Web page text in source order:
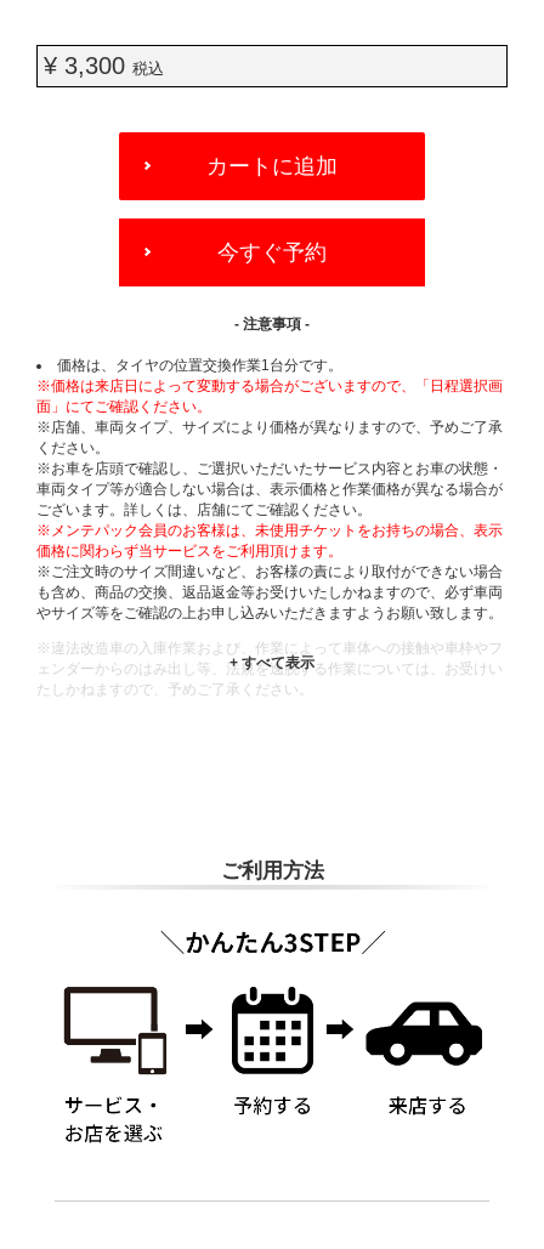
¥ 3,300 税込
OPTIONS
カートに追加
今すぐ予約
- 注意事項 -
価格は、タイヤの位置交換作業1台分です。
※価格は来店日によって変動する場合がございますので、「日程選択画
面」にてご確認ください。
※店舗、車両タイプ、サイズにより価格が異なりますので、予めご了承
ください。
※お車を店頭で確認し、ご選択いただいたサービス内容とお車の状態・
車両タイプ等が適合しない場合は、表示価格と作業価格が異なる場合が
ございます。詳しくは、店舗にてご確認ください。
※メンテパック会員のお客様は、未使用チケットをお持ちの場合、表示
価格に関わらず当サービスをご利用頂けます。
※ご注文時のサイズ間違いなど、お客様の責により取付ができない場合
も含め、商品の交換、返品返金等お受けいたしかねますので、必ず車両
やサイズ等をご確認の上お申し込みいただきますようお願い致します。
※違法改造車の入庫作業および、作業によって車体への接触や車枠やフ
ェンダーからのはみ出し等、法規を逸脱する作業については、お受けい
たしかねますので、予めご了承ください。
ご利用方法